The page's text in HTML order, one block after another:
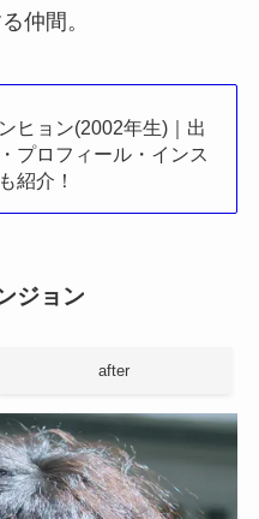
仲間。
ヒョン(2002年生)｜出
プロフィール・インス
紹介！
ジョン
after